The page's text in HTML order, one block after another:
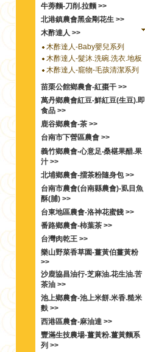
牛蒡麵-刀削.拉麵 >>
北港鎮農會黑金剛花生 >>
木酢達人 >>
木酢達人-Baby嬰兒系列
木酢達人-髮沐.洗碗.洗衣.地板
木酢達人-竉物-毛孩清潔系列
苗栗公館鄉農會-紅棗干 >>
萬丹鄉農會紅豆-鮮紅豆(生豆).即
食品 >>
鹿谷鄉農會-茶 >>
台南市下營區農會 >>
義竹鄉農會-心意足‧桑椹果醋.果
汁 >>
北埔鄉農會-擂茶粉隨身包 >>
台南市農會(台南縣農會)-虱目魚
酥(脯) >>
台東地區農會-洛神花蜜餞 >>
番路鄉農會-柿葉茶 >>
台灣肉乾王 >>
樂山野菜香草園-薑黃伯薑黃粉
>>
沙鹿協昌油行-芝麻油.花生油.苦
茶油 >>
池上鄉農會-池上米餅.米香.糙米
麩 >>
西港區農會-麻油達 >>
豐滿生技農場-薑黃粉.薑黃麵系
列 >>